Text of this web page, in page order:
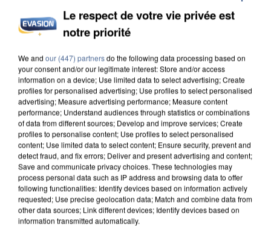
L’UN DES FONDATEURS SUPPOSÉS DE LA DZ
MAFIA INTERPELLÉ EN ALGÉRIE
Le respect de votre vie privée est
notre priorité
We and our (447) partnersdo the following data processing based on
your consent and/or our legitimate interest: Store and/or access
information on a device; Use limited data to select advertising; Create
profiles for personalised advertising; Use profiles to select personalised
advertising; Measure advertising performance; Measure content
performance; Understand audiences through statistics or combinations
of data from different sources; Develop and improve services; Create
profiles to personalise content; Use profiles to select personalised
content; Use limited data to select content; Ensure security, prevent and
detect fraud, and fix errors; Deliver and present advertising and content;
Save and communicate privacy choices. These technologies may
process personal data such as IP address and browsing data to offer
following functionalities: Identify devices based on information actively
requested; Use precise geolocation data; Match and combine data from
other data sources; Link different devices; Identify devices based on
information transmitted automatically.